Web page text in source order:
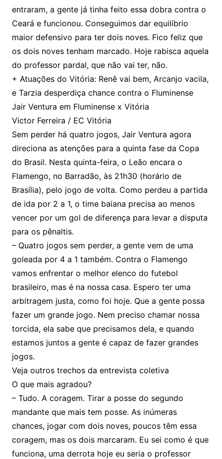
entraram, a gente já tinha feito essa dobra contra o
Ceará e funcionou. Conseguimos dar equilíbrio
maior defensivo para ter dois noves. Fico feliz que
os dois noves tenham marcado. Hoje rabisca aquela
do professor pardal, que não vai ter, não.
+ Atuações do Vitória: Renê vai bem, Arcanjo vacila,
e Tarzia desperdiça chance contra o Fluminense
Jair Ventura em Fluminense x Vitória
Victor Ferreira / EC Vitória
Sem perder há quatro jogos, Jair Ventura agora
direciona as atenções para a quinta fase da Copa
do Brasil. Nesta quinta-feira, o Leão encara o
Flamengo, no Barradão, às 21h30 (horário de
Brasília), pelo jogo de volta. Como perdeu a partida
de ida por 2 a 1, o time baiana precisa ao menos
vencer por um gol de diferença para levar a disputa
para os pênaltis.
– Quatro jogos sem perder, a gente vem de uma
goleada por 4 a 1 também. Contra o Flamengo
vamos enfrentar o melhor elenco do futebol
brasileiro, mas é na nossa casa. Espero ter uma
arbitragem justa, como foi hoje. Que a gente possa
fazer um grande jogo. Nem preciso chamar nossa
torcida, ela sabe que precisamos dela, e quando
estamos juntos a gente é capaz de fazer grandes
jogos.
Veja outros trechos da entrevista coletiva
O que mais agradou?
– Tudo. A coragem. Tirar a posse do segundo
mandante que mais tem posse. As inúmeras
chances, jogar com dois noves, poucos têm essa
coragem, mas os dois marcaram. Eu sei como é que
funciona, uma derrota hoje eu seria o professor